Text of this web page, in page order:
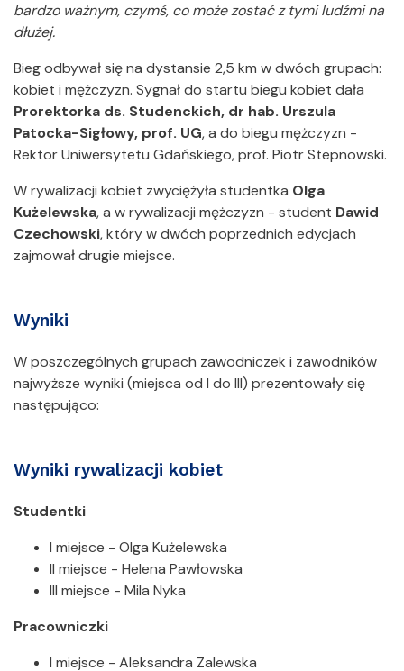
bardzo ważnym, czymś, co może zostać z tymi ludźmi na
dłużej.
Bieg odbywał się na dystansie 2,5 km w dwóch grupach:
kobiet i mężczyzn. Sygnał do startu biegu kobiet dała
Prorektorka ds. Studenckich, dr hab. Urszula
Patocka-Sigłowy, prof. UG, a do biegu mężczyzn -
Rektor Uniwersytetu Gdańskiego, prof. Piotr Stepnowski.
W rywalizacji kobiet zwyciężyła studentka Olga
Kużelewska, a w rywalizacji mężczyzn - student Dawid
Czechowski, który w dwóch poprzednich edycjach
zajmował drugie miejsce.
Wyniki
W poszczególnych grupach zawodniczek i zawodników
najwyższe wyniki (miejsca od I do III) prezentowały się
następująco:
Wyniki rywalizacji kobiet
Studentki
I miejsce - Olga Kużelewska
II miejsce - Helena Pawłowska
III miejsce - Mila Nyka
Pracowniczki
I miejsce - Aleksandra Zalewska